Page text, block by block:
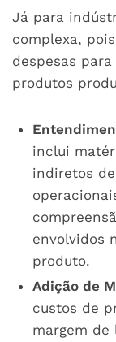
Já para
complexa,
despesas
produtos
inclui
indiretos
envolvidos
produto.
Adição de
custos de
margem